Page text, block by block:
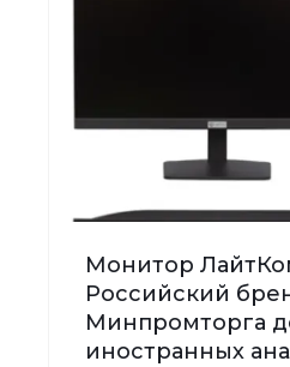
Монитор
Российский
Минпромторга
иностранных